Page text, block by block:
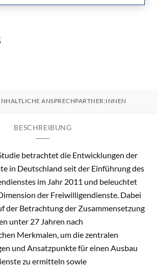
ANSPRECHPARTNER:INNEN
BESCHREIBUNG
betrachtet die Entwicklungen der
in Deutschland seit der Einführung des
im Jahr 2011 und beleuchtet
der Freiwilligendienste. Dabei
der Betrachtung der Zusammensetzung
unter 27 Jahren nach
Merkmalen, um die zentralen
und Ansatzpunkte für einen Ausbau
zu ermitteln sowie